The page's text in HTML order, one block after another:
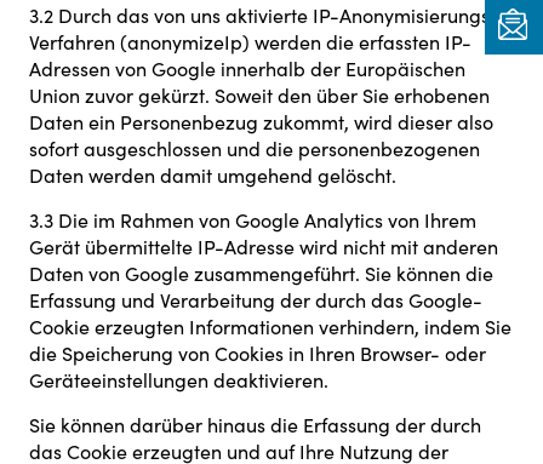
3.2 Durch das von uns aktivierte IP-Anonymisierungs-
Verfahren (anonymizeIp) werden die erfassten IP-
Adressen von Google innerhalb der Europäischen
Union zuvor gekürzt. Soweit den über Sie erhobenen
Daten ein Personenbezug zukommt, wird dieser also
sofort ausgeschlossen und die personenbezogenen
Daten werden damit umgehend gelöscht.
3.3 Die im Rahmen von Google Analytics von Ihrem
Gerät übermittelte IP-Adresse wird nicht mit anderen
Daten von Google zusammengeführt. Sie können die
Erfassung und Verarbeitung der durch das Google-
Cookie erzeugten Informationen verhindern, indem Sie
die Speicherung von Cookies in Ihren Browser- oder
Geräteeinstellungen deaktivieren.
Sie können darüber hinaus die Erfassung der durch
das Cookie erzeugten und auf Ihre Nutzung der